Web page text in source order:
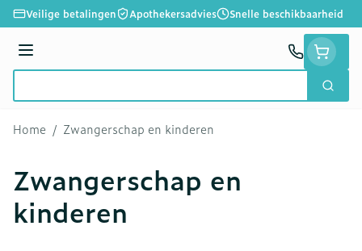
Ga naar de inhoud
Veilige betalingen Apothekersadvies Snelle beschikbaarheid
Menu
Zoek
Home / Zwangerschap en kinderen
Zwangerschap en
kinderen